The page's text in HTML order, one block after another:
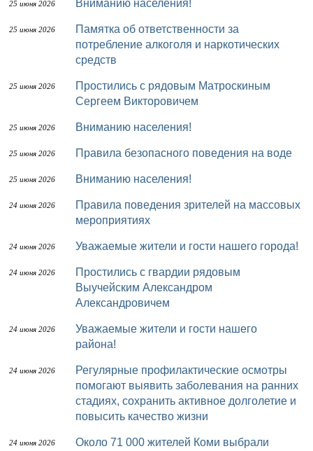
25 июня 2026 Вниманию населения!
25 июня 2026
Памятка об ответственности за
потребление алкоголя и наркотических
средств
25 июня 2026
Простились с рядовым Матроскиным
Сергеем Викторовичем
25 июня 2026 Вниманию населения!
25 июня 2026 Правила безопасного поведения на воде
25 июня 2026 Вниманию населения!
24 июня 2026
Правила поведения зрителей на массовых
мероприятиях
24 июня 2026 Уважаемые жители и гости нашего города!
24 июня 2026
Простились с гвардии рядовым
Выучейским Александром
Александровичем
24 июня 2026
Уважаемые жители и гости нашего
района!
24 июня 2026
Регулярные профилактические осмотры
помогают выявить заболевания на ранних
стадиях, сохранить активное долголетие и
повысить качество жизни
24 июня 2026
Около 71 000 жителей Коми выбрали